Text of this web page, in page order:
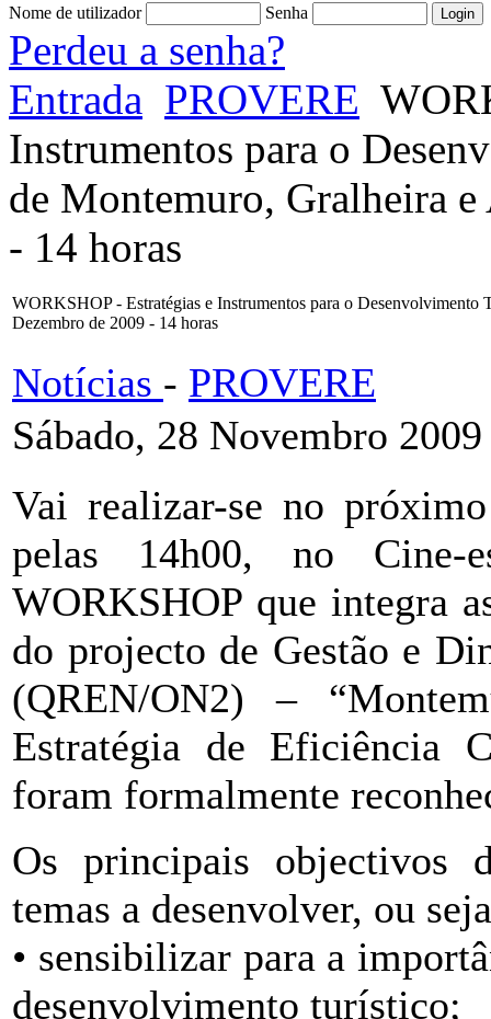
Nome de utilizador Senha
Perdeu a senha?
Entrada PROVERE
Instrumentos para o
de Montemuro, Gralheira
- 14 horas
WORKSHOP - Estratégias e Instrumentos para o Desenvolvimento
Dezembro de 2009 - 14 horas
Notícias - PROVERE
Sábado, 28 Novembro
Vai realizar-se no
pelas 14h00, no Cine-
WORKSHOP que integra
do projecto de Gestão e
(QREN/ON2) –
Estratégia de Eficiência
foram formalmente
Os principais objectivos
temas a desenvolver, ou
• sensibilizar para a
desenvolvimento turístico;